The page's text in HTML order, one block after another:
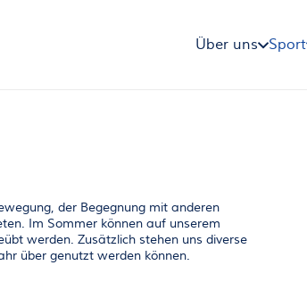
Über uns Sport
der Begegnung mit anderen
Im Sommer können auf unserem
werden. Zusätzlich stehen uns diverse
über genutzt werden können.